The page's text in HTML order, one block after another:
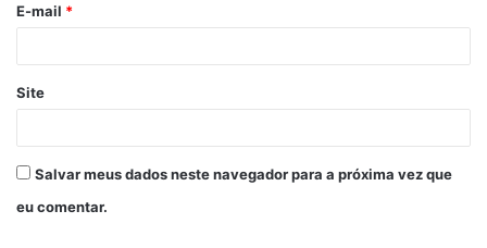
*
E-mail *
Site
Salvar meus dados neste navegador para a próxima vez que
eu comentar.